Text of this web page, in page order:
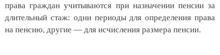
права граждан учитываются при назначении пенсии за
длительный стаж: одни периоды для определения права
на пенсию, другие — для исчисления размера пенсии.